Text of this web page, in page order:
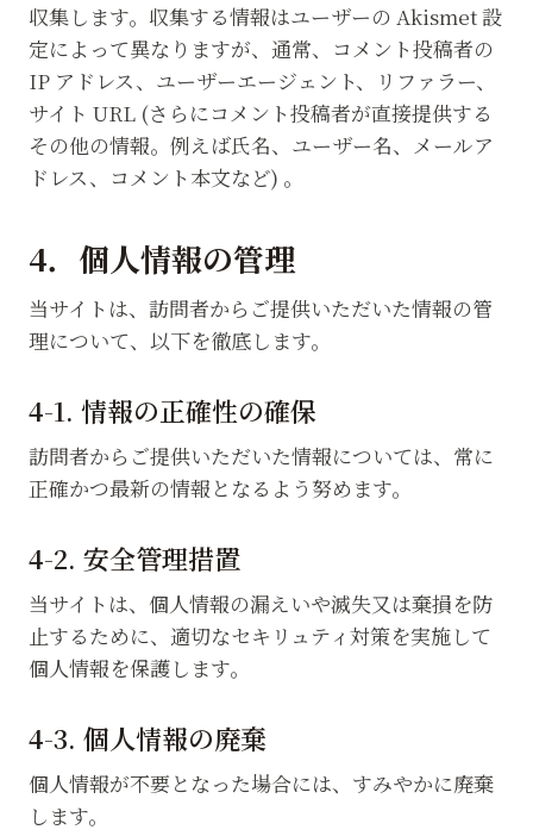
収集します。収集する情報はユーザーの Akismet 設
定によって異なりますが、通常、コメント投稿者の
IP アドレス、ユーザーエージェント、リファラー、
サイト URL (さらにコメント投稿者が直接提供する
その他の情報。例えば氏名、ユーザー名、メールア
ドレス、コメント本文など) 。
4．個人情報の管理
当サイトは、訪問者からご提供いただいた情報の管
理について、以下を徹底します。
4-1. 情報の正確性の確保
訪問者からご提供いただいた情報については、常に
正確かつ最新の情報となるよう努めます。
4-2. 安全管理措置
当サイトは、個人情報の漏えいや滅失又は棄損を防
止するために、適切なセキリュティ対策を実施して
個人情報を保護します。
4-3. 個人情報の廃棄
個人情報が不要となった場合には、すみやかに廃棄
します。